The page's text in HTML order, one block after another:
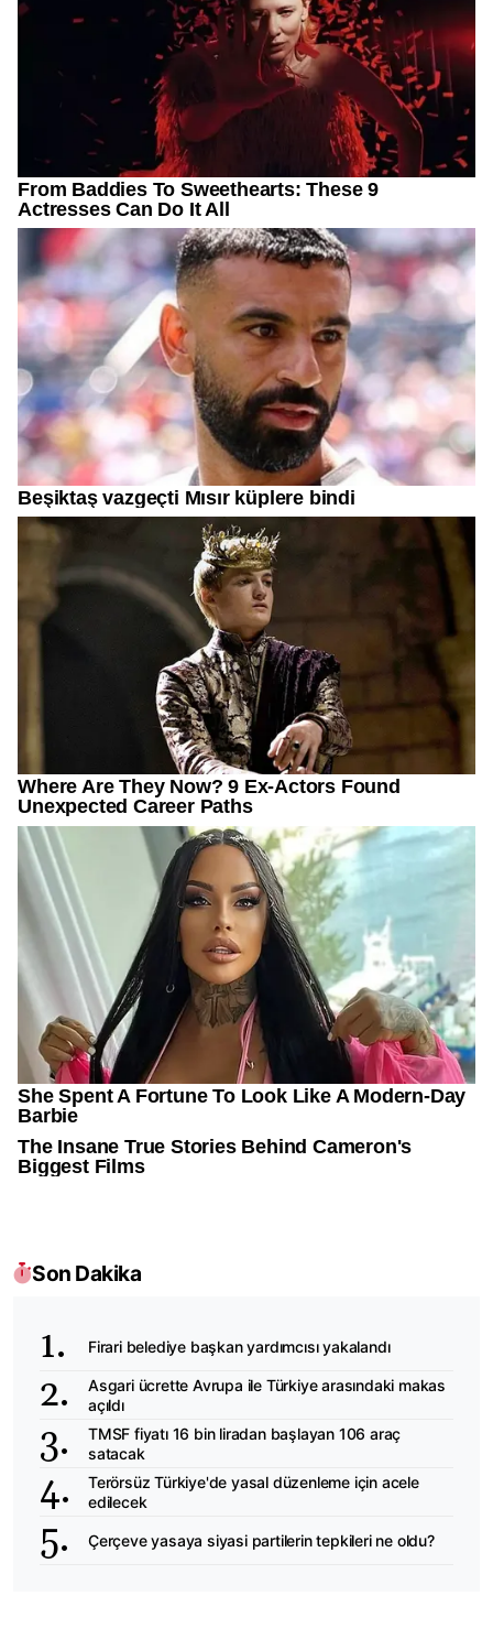
Son Dakika
Firari belediye başkan yardımcısı yakalandı
Asgari ücrette Avrupa ile Türkiye arasındaki makas
açıldı
TMSF fiyatı 16 bin liradan başlayan 106 araç
satacak
Terörsüz Türkiye'de yasal düzenleme için acele
edilecek
Çerçeve yasaya siyasi partilerin tepkileri ne oldu?